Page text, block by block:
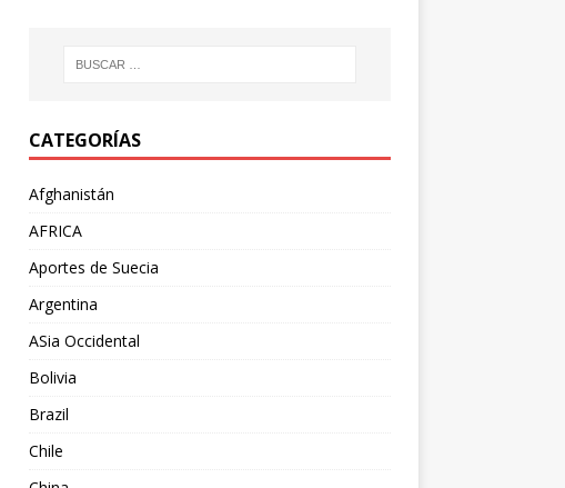
CATEGORÍAS
Afghanistán
AFRICA
Aportes de Suecia
Argentina
ASia Occidental
Bolivia
Brazil
Chile